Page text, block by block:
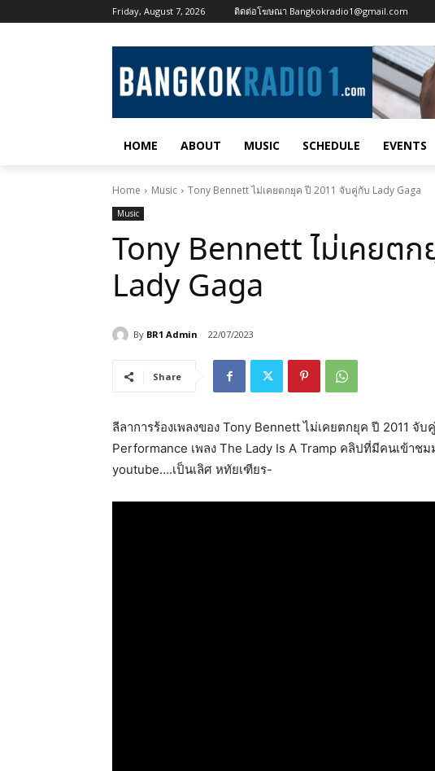
Friday, August 7, 2026 ติดต่อโฆษณา Bangkokradio1@gmail.com
HOME ABOUT MUSIC SCHEDULE EVENTS
Home Music Tony Bennett ไม่เคยตกยุค ปี 2011 จับคู่กับ Lady Gaga
Music
Tony Bennett ไม่เคยต
Lady Gaga
By BR1 Admin 22/07/2023
Share
ลีลาการร้องเพลงของ Tony Bennett ไม่เคยตกยุค ปี 2011 จั
Performance เพลง The Lady Is A Tramp คลิปที่มีคนเข้าช
youtube….เป็นเลิศ หทัยเฑียร-